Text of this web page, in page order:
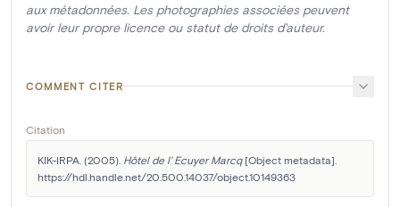
aux métadonnées. Les photographies associées peuvent
avoir leur propre licence ou statut de droits d'auteur.
COMMENT CITER
Citation
KIK-IRPA. (2005). Hôtel de l' Ecuyer Marcq [Object metadata].
https://hdl.handle.net/20.500.14037/object.10149363